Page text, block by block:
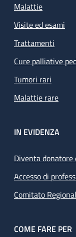
Malattie
Visite ed esami
Trattamenti
Cure palliative
Tumori rari
Malattie rare
IN EVIDENZA
Diventa
Accesso di
Comitato
COME FARE PER